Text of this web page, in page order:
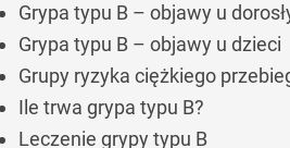
Grypa typu B – objawy u
Grypa typu B – objawy u dzieci
Grupy ryzyka ciężkiego
Ile trwa grypa typu B?
Leczenie grypy typu B